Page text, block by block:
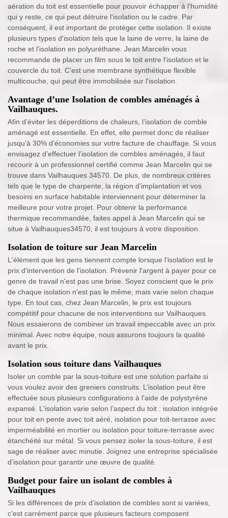
aération du toit est essentielle pour pouvoir échapper à l'humidité
qui y reste, ce qui peut détruire l'isolation ou le cadre. Par
conséquent, il est important de protéger cette isolation. Il existe
plusieurs types d'isolation tels que la laine de verre, la laine de
roche et l'isolation en polyuréthane. Jean Marcelin vous
recommande de placer un film sous le toit entre l'isolation et le
couvercle du toit. C'est une membrane synthétique flexible
multicouche, qui peut être immobilisée sur l'isolation.
Avantage d’une Isolation de combles aménagés à
Vailhauques.
Afin d’éviter les déperditions de chaleurs, l’isolation de comble
aménagé est essentielle. En effet, elle permet donc de réaliser
jusqu’à 30% d’économies sur votre facture de chauffage. Si vous
envisagez d’effectuer l’isolation de combles aménagés, il faut
recourir à un professionnel certifié comme Jean Marcelin qui se
trouve dans Vailhauques 34570. De plus, de nombreux critères
tels que le type de charpente, la région d’implantation et vos
besoins en surface habitable interviennent pour déterminer la
meilleure pour votre projet. Pour obtenir la performance
thermique recommandée, faites appel à Jean Marcelin qui se
situe à Vailhauques34570, il est toujours à votre disposition.
Isolation de toiture sur Jean Marcelin
L'élément que les gens tiennent compte lorsque l'isolation est le
prix d'intervention de l'isolation. Prévenir l'argent à payer pour ce
genre de travail n'est pas une brise. Soyez conscient que le prix
de chaque isolation n'est pas le même, mais varie selon chaque
type. En tout cas, chez Jean Marcelin, le prix est toujours
compétitif pour chacune de nos interventions sur Vailhauques.
Nous essaierons de combiner un travail impeccable avec un prix
minimal. Avec notre équipe, nous assurons toujours la qualité
avant le prix.
Isolation sous toiture dans Vailhauques
Isoler un comble par la sous-toiture est une solution parfaite si
vous voulez avoir des greniers construits. L’isolation peut être
effectuée sous plusieurs configurations à l'aide de polystyrène
expansé. L'isolation varie selon l’aspect du toit : isolation intégrée
pour toit en pente avec toit aéré, isolation pour toit-terrasse avec
imperméabilité en mortier ou isolation pour toiture-terrasse avec
étanchéité sur métal. Si vous pensez isoler la sous-toiture, il est
sage de réaliser avec minutie. Joignez une entreprise spécialisée
d’isolation pour garantir une œuvre de qualité.
Budget pour faire un isolant de combles à
Vailhauques
Si les différences de prix d’isolation de combles sont si variées,
c’est carrément parce que plusieurs facteurs composent